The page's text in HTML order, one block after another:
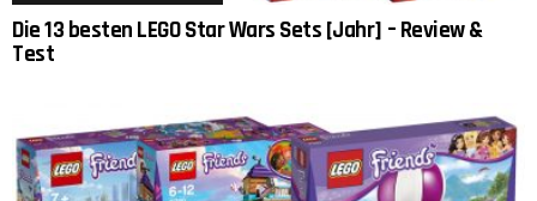
Die 13 besten LEGO Star Wars Sets [Jahr] – Review &
Test